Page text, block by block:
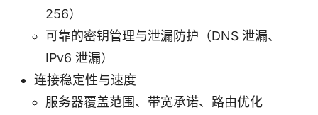
256）
可靠的密钥管理与泄漏防护（DNS 泄漏、
IPv6 泄漏）
连接稳定性与速度
服务器覆盖范围、带宽承诺、路由优化